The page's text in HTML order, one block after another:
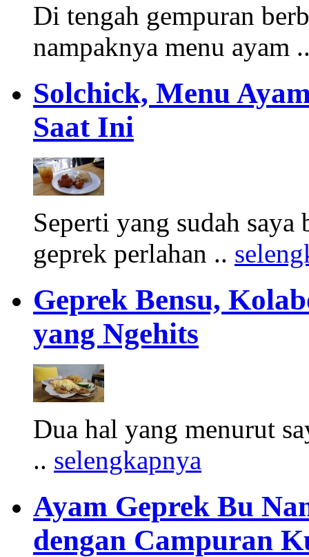
Di tengah gempuran
nampaknya menu ayam
Solchick, Menu
Saat Ini
Seperti yang sudah
geprek perlahan ..
Geprek Bensu,
yang Ngehits
Dua hal yang menurut
.. selengkapnya
Ayam Geprek Bu
dengan Campuran